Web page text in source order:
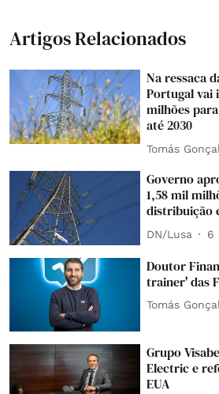
Artigos Relacionados
Na ressaca
Portugal vai
milhões
até 2030
Tomás
Governo
1,58 mil
distribuição
DN/Lusa 6
Doutor
trainer' das
Tomás
Grupo
Electric e
EUA